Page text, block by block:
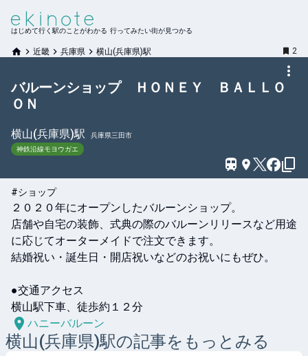
はじめて行く駅のことがわかる 行ってみたい街が見つかる
近畿 兵庫県 横山(兵庫県)駅 2
バルーンショップ ＨＯＮＥＹ ＢＡＬＬＯ
ＯＮ
横山(兵庫県)駅
兵庫県三田市
神鉄沿線モヨウガエ
#ショップ
２０２０年にオープンしたバルーンショップ。
店舗や自宅の装飾、式典の際のバルーンリリースなど用途
に応じてオーターメイドで注文できます。
結婚祝い・誕生日・開店祝いなどのお祝いにもぜひ。
●交通アクセス
横山駅下車、徒歩約１２分
ハニーバルーン
横山(兵庫県)駅の記事をもっとみる